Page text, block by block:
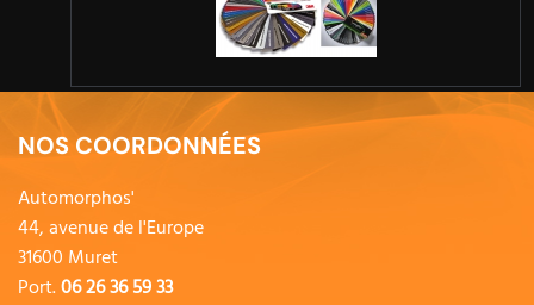
NOS COORDONNÉES
Automorphos'
44, avenue de l'Europe
31600 Muret
Port.06 26 36 59 33